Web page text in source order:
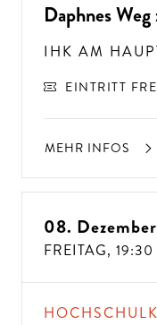
Daphnes
IHK AM
EINTRITT
MEHR INFOS
08.
FREITAG,